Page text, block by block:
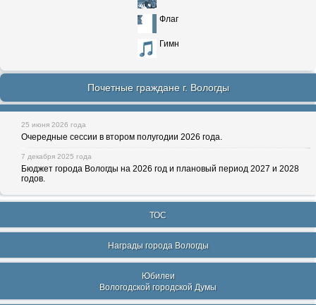
Флаг
Гимн
Почетные граждане г. Вологды
25 июня 2026 года
Очередные сессии в втором полугодии 2026 года.
7 декабря 2025 года
Бюджет города Вологды на 2026 год и плановый период 2027 и 2028
годов.
ТОС
Награды города Вологды
Юбилеи
Вологодской городской Думы